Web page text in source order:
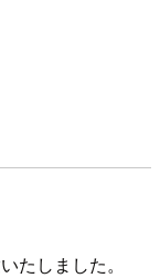
たしました。